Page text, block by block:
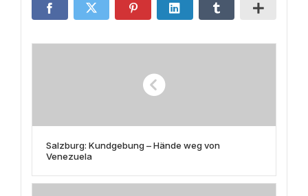
Salzburg: Kundgebung – Hände weg von
Venezuela